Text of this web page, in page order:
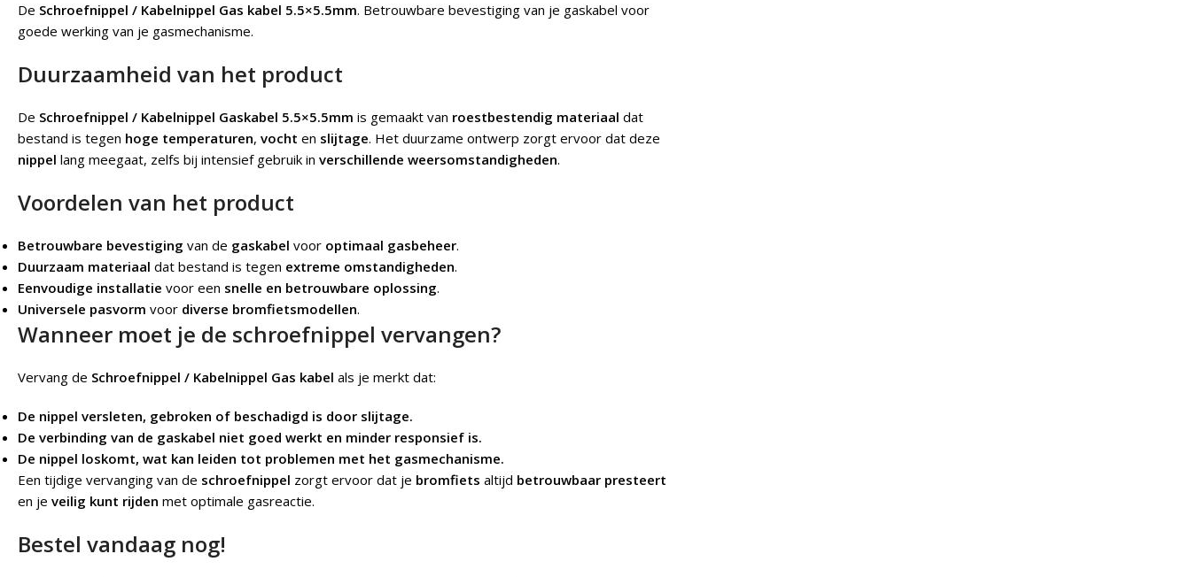
De Schroefnippel / Kabelnippel Gas kabel 5.5×5.5mm. Betrouwbare bevestiging van je gaskabel voor
goede werking van je gasmechanisme.
Duurzaamheid van het product
De Schroefnippel / Kabelnippel Gaskabel 5.5×5.5mm is gemaakt van roestbestendig materiaal dat
bestand is tegen hoge temperaturen, vocht en slijtage. Het duurzame ontwerp zorgt ervoor dat deze
nippel lang meegaat, zelfs bij intensief gebruik in verschillende weersomstandigheden.
Voordelen van het product
Betrouwbare bevestiging van de gaskabel voor optimaal gasbeheer.
Duurzaam materiaal dat bestand is tegen extreme omstandigheden.
Eenvoudige installatie voor een snelle en betrouwbare oplossing.
Universele pasvorm voor diverse bromfietsmodellen.
Wanneer moet je de schroefnippel vervangen?
Vervang de Schroefnippel / Kabelnippel Gas kabel als je merkt dat:
De nippel versleten, gebroken of beschadigd is door slijtage.
De verbinding van de gaskabel niet goed werkt en minder responsief is.
De nippel loskomt, wat kan leiden tot problemen met het gasmechanisme.
Een tijdige vervanging van de schroefnippel zorgt ervoor dat je bromfiets altijd betrouwbaar presteert
en je veilig kunt rijden met optimale gasreactie.
Bestel vandaag nog!